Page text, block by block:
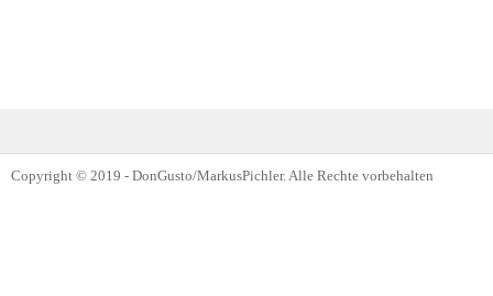
Copyright © 2019 - DonGusto/MarkusPichler. Alle Rechte vorbehalten